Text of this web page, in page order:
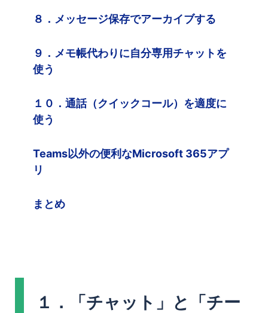
８．メッセージ保存でアーカイブする
９．メモ帳代わりに自分専用チャットを
使う
１０．通話（クイックコール）を適度に
使う
Teams以外の便利なMicrosoft 365アプ
リ
まとめ
１．「チャット」と「チー